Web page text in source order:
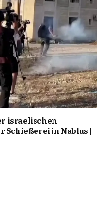
israelischen
in Nablus |